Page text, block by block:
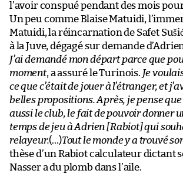
l’avoir conspué pendant des mois
Un peu comme Blaise Matuidi,
Matuidi, la réincarnation de Safet
à la Juve, dégagé sur demande
J’ai demandé mon départ parce que
moment, a assuré le Turinois. Je
ce que c’était de jouer à l’étranger, et
belles propositions. Après, je pense
aussi le club, le fait de pouvoir donner
temps de jeu à Adrien [Rabiot] qui
relayeur.(…)Tout le monde y a trouvé
thèse d’un Rabiot calculateur dictant
Nasser a du plomb dans l’aile.